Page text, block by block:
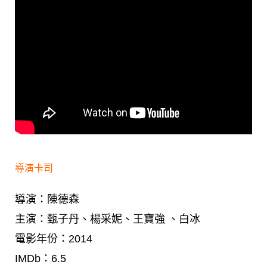
導演卡司
導演：陳德森
主演：甄子丹、楊采妮、王寶強 、白冰
電影年份：2014
IMDb：6.5